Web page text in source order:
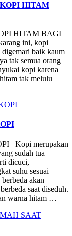
HITAM
HITAM BAGI
ini, kopi
digemari baik kaum
tak semua orang
kopi karena
tak melulu
Kopi merupakan
sudah tua
dicuci,
suhu sesuai
akan
saat diseduh.
warna hitam …